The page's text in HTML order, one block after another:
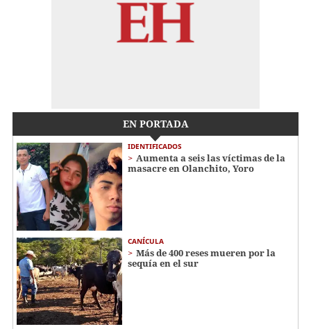
EN PORTADA
IDENTIFICADOS
Aumenta a seis las víctimas de la
masacre en Olanchito, Yoro
CANÍCULA
Más de 400 reses mueren por la
sequía en el sur